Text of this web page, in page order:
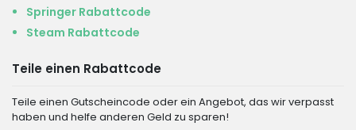
Springer Rabattcode
Steam Rabattcode
Teile einen Rabattcode
Teile einen Gutscheincode oder ein Angebot, das wir verpasst
haben und helfe anderen Geld zu sparen!